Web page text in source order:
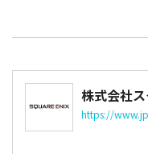
株式会社
https://